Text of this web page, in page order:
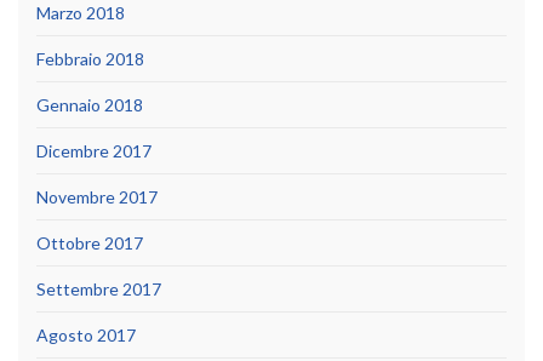
Marzo 2018
Febbraio 2018
Gennaio 2018
Dicembre 2017
Novembre 2017
Ottobre 2017
Settembre 2017
Agosto 2017